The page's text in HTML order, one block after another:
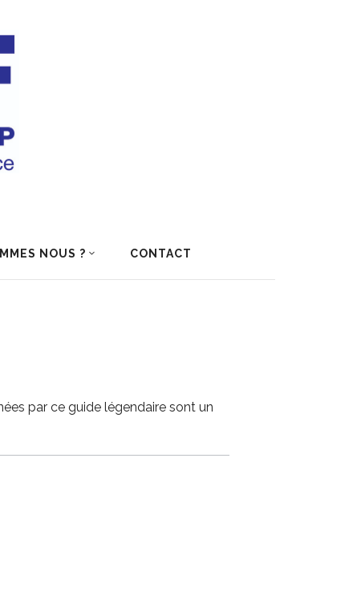
NOUS ? CONTACT
par ce guide légendaire sont un